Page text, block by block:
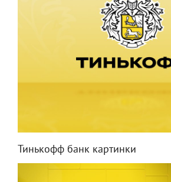
Тинькофф банк картинки